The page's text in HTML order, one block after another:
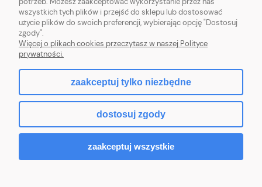
O NAS
pokaż pełną wersję strony
facebook
Sklep internetowy Shoper.pl
wszystkich tych plików i przejść do sklepu lub dostosować
użycie plików do swoich preferencji, wybierając opcję "Dostosuj
zgody".
Więcej o plikach cookies przeczytasz w naszej Polityce
prywatności.
zaakceptuj tylko niezbędne
dostosuj zgody
zaakceptuj wszystkie